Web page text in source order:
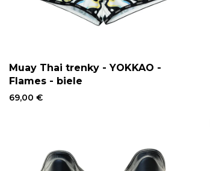
Muay Thai trenky - YOKKAO -
Flames - biele
69,00 €